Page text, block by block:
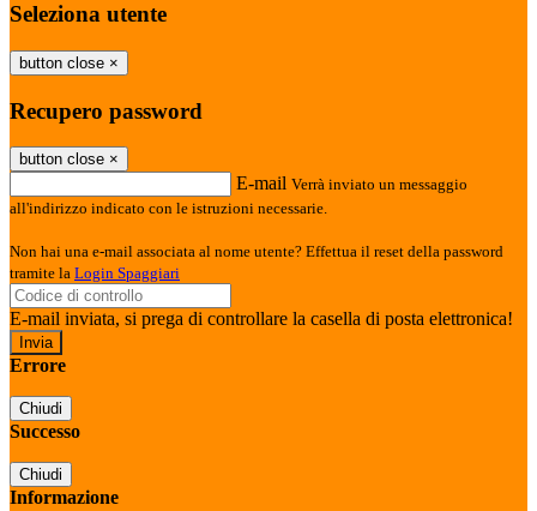
Seleziona utente
button close ×
Recupero password
button close ×
E-mail Verrà inviato un messaggio
all'indirizzo indicato con le istruzioni necessarie.
Non hai una e-mail associata al nome utente? Effettua il reset della password
tramite la Login Spaggiari
E-mail inviata, si prega di controllare la casella di posta elettronica!
Errore
Chiudi
Successo
Chiudi
Informazione